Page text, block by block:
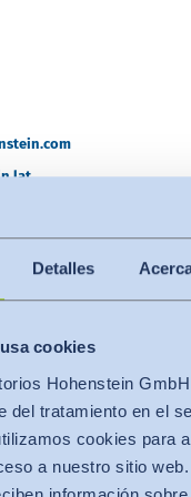
Detalles
cookies
Hohenstein
del tratamiento en el
cookies para
a nuestro sitio
Prensa (EN)
Boletín (EN)